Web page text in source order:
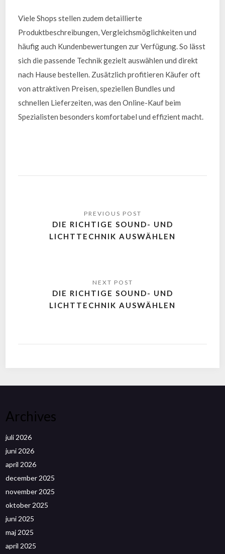
Viele Shops stellen zudem detaillierte
Produktbeschreibungen, Vergleichsmöglichkeiten und
häufig auch Kundenbewertungen zur Verfügung. So lässt
sich die passende Technik gezielt auswählen und direkt
nach Hause bestellen. Zusätzlich profitieren Käufer oft
von attraktiven Preisen, speziellen Bundles und
schnellen Lieferzeiten, was den Online-Kauf beim
Spezialisten besonders komfortabel und effizient macht.
DIE RICHTIGE SOUND- UND
LICHTTECHNIK AUSWÄHLEN
DIE RICHTIGE SOUND- UND
LICHTTECHNIK AUSWÄHLEN
Archives
juli 2026
juni 2026
april 2026
december 2025
november 2025
oktober 2025
juni 2025
maj 2025
april 2025